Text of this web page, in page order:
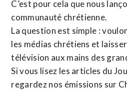
C’est pour cela que nous
communauté chrétienne.
La question est simple :
les médias chrétiens et
télévision aux mains des
Si vous lisez les articles du
regardez nos émissions sur